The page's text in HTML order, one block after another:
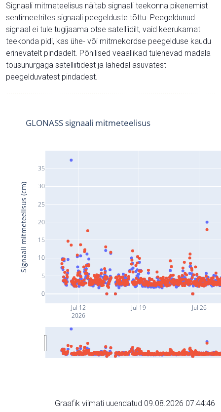
Signaali mitmeteelisus näitab signaali teekonna pikenemist
sentimeetrites signaali peegelduste tõttu. Peegeldunud
signaal ei tule tugijaama otse satelliidilt, vaid keerukamat
teekonda pidi, kas ühe- või mitmekordse peegelduse kaudu
erinevatelt pindadelt. Põhilised veaallikad tulenevad madala
tõusunurgaga satelliitidest ja lähedal asuvatest
peegelduvatest pindadest.
Jul 12
2026
Jul 19 Jul 26
0
5
10
15
20
25
30
35
GLONASS signaali mitmeteelisus
Signaali mitmeteelisus (cm)
Graafik viimati uuendatud 09.08.2026 07:44:46